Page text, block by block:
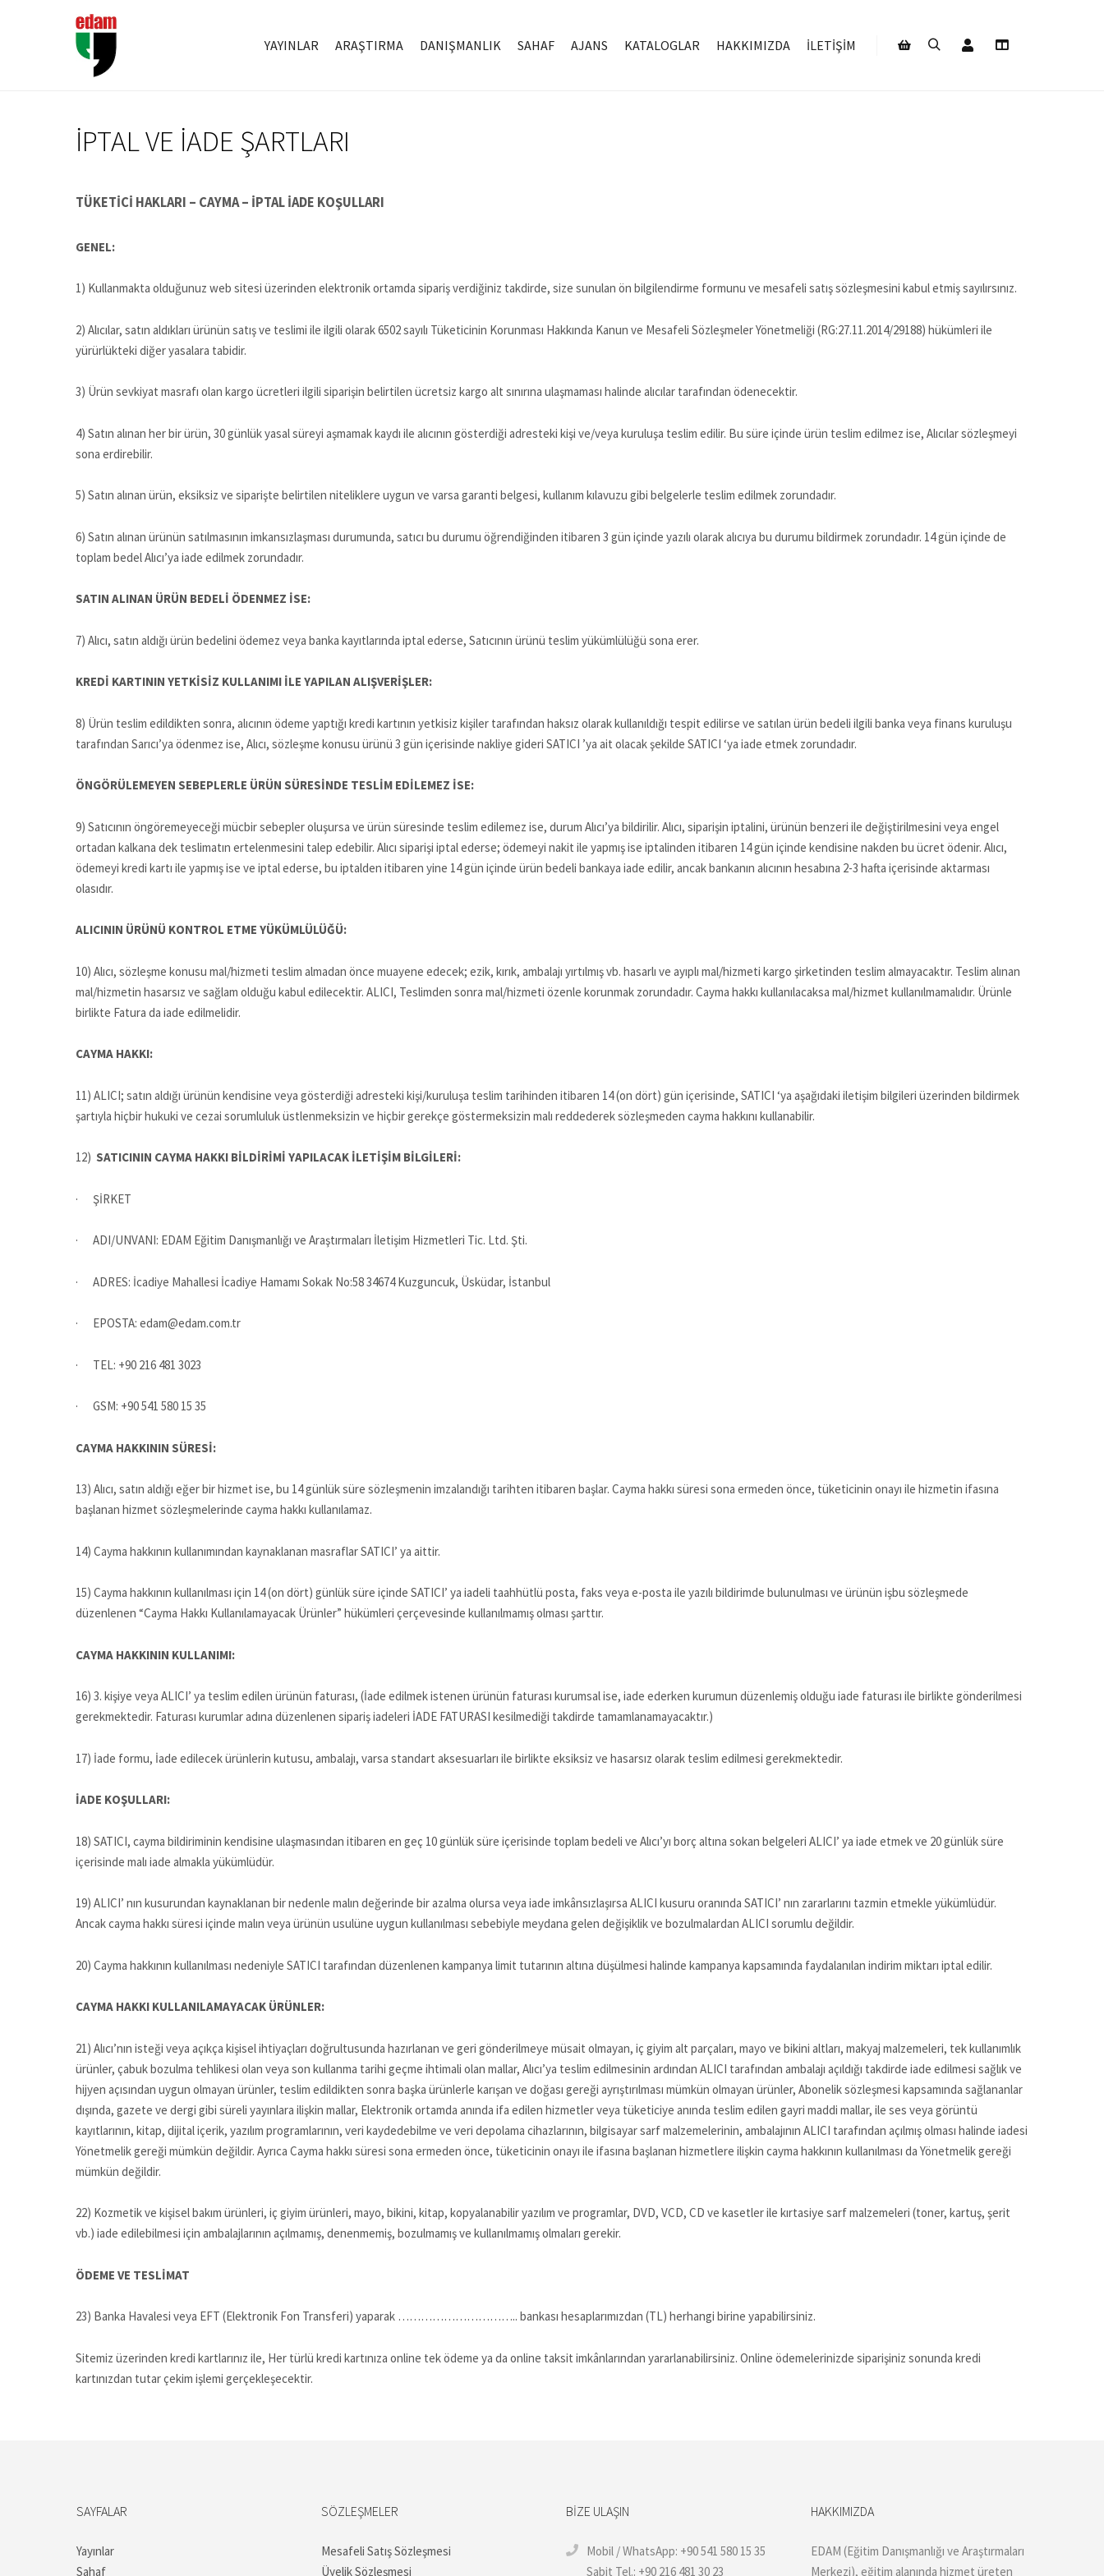
YAYINLAR ARAŞTIRMA DANIŞMANLIK SAHAF AJANS KATALOGLAR HAKKIMIZDA İLETIŞIM Hesabım
İPTAL VE İADE ŞARTLARI
TÜKETİCİ HAKLARI – CAYMA – İPTAL İADE KOŞULLARI
GENEL:
1) Kullanmakta olduğunuz web sitesi üzerinden elektronik ortamda sipariş verdiğiniz takdirde, size sunulan ön bilgilendirme formunu ve mesafeli satış sözleşmesini kabul etmiş sayılırsınız.
2) Alıcılar, satın aldıkları ürünün satış ve teslimi ile ilgili olarak 6502 sayılı Tüketicinin Korunması Hakkında Kanun ve Mesafeli Sözleşmeler Yönetmeliği (RG:27.11.2014/29188) hükümleri ile
yürürlükteki diğer yasalara tabidir.
3) Ürün sevkiyat masrafı olan kargo ücretleri ilgili siparişin belirtilen ücretsiz kargo alt sınırına ulaşmaması halinde alıcılar tarafından ödenecektir.
4) Satın alınan her bir ürün, 30 günlük yasal süreyi aşmamak kaydı ile alıcının gösterdiği adresteki kişi ve/veya kuruluşa teslim edilir. Bu süre içinde ürün teslim edilmez ise, Alıcılar sözleşmeyi
sona erdirebilir.
5) Satın alınan ürün, eksiksiz ve siparişte belirtilen niteliklere uygun ve varsa garanti belgesi, kullanım kılavuzu gibi belgelerle teslim edilmek zorundadır.
6) Satın alınan ürünün satılmasının imkansızlaşması durumunda, satıcı bu durumu öğrendiğinden itibaren 3 gün içinde yazılı olarak alıcıya bu durumu bildirmek zorundadır. 14 gün içinde de
toplam bedel Alıcı’ya iade edilmek zorundadır.
SATIN ALINAN ÜRÜN BEDELİ ÖDENMEZ İSE:
7) Alıcı, satın aldığı ürün bedelini ödemez veya banka kayıtlarında iptal ederse, Satıcının ürünü teslim yükümlülüğü sona erer.
KREDİ KARTININ YETKİSİZ KULLANIMI İLE YAPILAN ALIŞVERİŞLER:
8) Ürün teslim edildikten sonra, alıcının ödeme yaptığı kredi kartının yetkisiz kişiler tarafından haksız olarak kullanıldığı tespit edilirse ve satılan ürün bedeli ilgili banka veya finans kuruluşu
tarafından Sarıcı’ya ödenmez ise, Alıcı, sözleşme konusu ürünü 3 gün içerisinde nakliye gideri SATICI ’ya ait olacak şekilde SATICI ‘ya iade etmek zorundadır.
ÖNGÖRÜLEMEYEN SEBEPLERLE ÜRÜN SÜRESİNDE TESLİM EDİLEMEZ İSE:
9) Satıcının öngöremeyeceği mücbir sebepler oluşursa ve ürün süresinde teslim edilemez ise, durum Alıcı’ya bildirilir. Alıcı, siparişin iptalini, ürünün benzeri ile değiştirilmesini veya engel
ortadan kalkana dek teslimatın ertelenmesini talep edebilir. Alıcı siparişi iptal ederse; ödemeyi nakit ile yapmış ise iptalinden itibaren 14 gün içinde kendisine nakden bu ücret ödenir. Alıcı,
ödemeyi kredi kartı ile yapmış ise ve iptal ederse, bu iptalden itibaren yine 14 gün içinde ürün bedeli bankaya iade edilir, ancak bankanın alıcının hesabına 2-3 hafta içerisinde aktarması
olasıdır.
ALICININ ÜRÜNÜ KONTROL ETME YÜKÜMLÜLÜĞÜ:
10) Alıcı, sözleşme konusu mal/hizmeti teslim almadan önce muayene edecek; ezik, kırık, ambalajı yırtılmış vb. hasarlı ve ayıplı mal/hizmeti kargo şirketinden teslim almayacaktır. Teslim alınan
mal/hizmetin hasarsız ve sağlam olduğu kabul edilecektir. ALICI, Teslimden sonra mal/hizmeti özenle korunmak zorundadır. Cayma hakkı kullanılacaksa mal/hizmet kullanılmamalıdır. Ürünle
birlikte Fatura da iade edilmelidir.
CAYMA HAKKI:
11) ALICI; satın aldığı ürünün kendisine veya gösterdiği adresteki kişi/kuruluşa teslim tarihinden itibaren 14 (on dört) gün içerisinde, SATICI ‘ya aşağıdaki iletişim bilgileri üzerinden bildirmek
şartıyla hiçbir hukuki ve cezai sorumluluk üstlenmeksizin ve hiçbir gerekçe göstermeksizin malı reddederek sözleşmeden cayma hakkını kullanabilir.
12) SATICININ CAYMA HAKKI BİLDİRİMİ YAPILACAK İLETİŞİM BİLGİLERİ:
· ŞİRKET
· ADI/UNVANI: EDAM Eğitim Danışmanlığı ve Araştırmaları İletişim Hizmetleri Tic. Ltd. Şti.
· ADRES: İcadiye Mahallesi İcadiye Hamamı Sokak No:58 34674 Kuzguncuk, Üsküdar, İstanbul
· EPOSTA: edam@edam.com.tr
· TEL: +90 216 481 3023
· GSM: +90 541 580 15 35
CAYMA HAKKININ SÜRESİ:
13) Alıcı, satın aldığı eğer bir hizmet ise, bu 14 günlük süre sözleşmenin imzalandığı tarihten itibaren başlar. Cayma hakkı süresi sona ermeden önce, tüketicinin onayı ile hizmetin ifasına
başlanan hizmet sözleşmelerinde cayma hakkı kullanılamaz.
14) Cayma hakkının kullanımından kaynaklanan masraflar SATICI’ ya aittir.
15) Cayma hakkının kullanılması için 14 (on dört) günlük süre içinde SATICI’ ya iadeli taahhütlü posta, faks veya e-posta ile yazılı bildirimde bulunulması ve ürünün işbu sözleşmede
düzenlenen “Cayma Hakkı Kullanılamayacak Ürünler” hükümleri çerçevesinde kullanılmamış olması şarttır.
CAYMA HAKKININ KULLANIMI:
16) 3. kişiye veya ALICI’ ya teslim edilen ürünün faturası, (İade edilmek istenen ürünün faturası kurumsal ise, iade ederken kurumun düzenlemiş olduğu iade faturası ile birlikte gönderilmesi
gerekmektedir. Faturası kurumlar adına düzenlenen sipariş iadeleri İADE FATURASI kesilmediği takdirde tamamlanamayacaktır.)
17) İade formu, İade edilecek ürünlerin kutusu, ambalajı, varsa standart aksesuarları ile birlikte eksiksiz ve hasarsız olarak teslim edilmesi gerekmektedir.
İADE KOŞULLARI:
18) SATICI, cayma bildiriminin kendisine ulaşmasından itibaren en geç 10 günlük süre içerisinde toplam bedeli ve Alıcı’yı borç altına sokan belgeleri ALICI’ ya iade etmek ve 20 günlük süre
içerisinde malı iade almakla yükümlüdür.
19) ALICI’ nın kusurundan kaynaklanan bir nedenle malın değerinde bir azalma olursa veya iade imkânsızlaşırsa ALICI kusuru oranında SATICI’ nın zararlarını tazmin etmekle yükümlüdür.
Ancak cayma hakkı süresi içinde malın veya ürünün usulüne uygun kullanılması sebebiyle meydana gelen değişiklik ve bozulmalardan ALICI sorumlu değildir.
20) Cayma hakkının kullanılması nedeniyle SATICI tarafından düzenlenen kampanya limit tutarının altına düşülmesi halinde kampanya kapsamında faydalanılan indirim miktarı iptal edilir.
CAYMA HAKKI KULLANILAMAYACAK ÜRÜNLER:
21) Alıcı’nın isteği veya açıkça kişisel ihtiyaçları doğrultusunda hazırlanan ve geri gönderilmeye müsait olmayan, iç giyim alt parçaları, mayo ve bikini altları, makyaj malzemeleri, tek kullanımlık
ürünler, çabuk bozulma tehlikesi olan veya son kullanma tarihi geçme ihtimali olan mallar, Alıcı’ya teslim edilmesinin ardından ALICI tarafından ambalajı açıldığı takdirde iade edilmesi sağlık ve
hijyen açısından uygun olmayan ürünler, teslim edildikten sonra başka ürünlerle karışan ve doğası gereği ayrıştırılması mümkün olmayan ürünler, Abonelik sözleşmesi kapsamında sağlananlar
dışında, gazete ve dergi gibi süreli yayınlara ilişkin mallar, Elektronik ortamda anında ifa edilen hizmetler veya tüketiciye anında teslim edilen gayri maddi mallar, ile ses veya görüntü
kayıtlarının, kitap, dijital içerik, yazılım programlarının, veri kaydedebilme ve veri depolama cihazlarının, bilgisayar sarf malzemelerinin, ambalajının ALICI tarafından açılmış olması halinde iadesi
Yönetmelik gereği mümkün değildir. Ayrıca Cayma hakkı süresi sona ermeden önce, tüketicinin onayı ile ifasına başlanan hizmetlere ilişkin cayma hakkının kullanılması da Yönetmelik gereği
mümkün değildir.
22) Kozmetik ve kişisel bakım ürünleri, iç giyim ürünleri, mayo, bikini, kitap, kopyalanabilir yazılım ve programlar, DVD, VCD, CD ve kasetler ile kırtasiye sarf malzemeleri (toner, kartuş, şerit
vb.) iade edilebilmesi için ambalajlarının açılmamış, denenmemiş, bozulmamış ve kullanılmamış olmaları gerekir.
ÖDEME VE TESLİMAT
23) Banka Havalesi veya EFT (Elektronik Fon Transferi) yaparak ………………………….. bankası hesaplarımızdan (TL) herhangi birine yapabilirsiniz.
Sitemiz üzerinden kredi kartlarınız ile, Her türlü kredi kartınıza online tek ödeme ya da online taksit imkânlarından yararlanabilirsiniz. Online ödemelerinizde siparişiniz sonunda kredi
kartınızdan tutar çekim işlemi gerçekleşecektir.
SAYFALAR
Yayınlar
Sahaf
SÖZLEŞMELER
Mesafeli Satış Sözleşmesi
Üyelik Sözleşmesi
BIZE ULAŞIN
Mobil / WhatsApp: +90 541 580 15 35
Sabit Tel.: +90 216 481 30 23
HAKKIMIZDA
EDAM (Eğitim Danışmanlığı ve Araştırmaları
Merkezi), eğitim alanında hizmet üreten